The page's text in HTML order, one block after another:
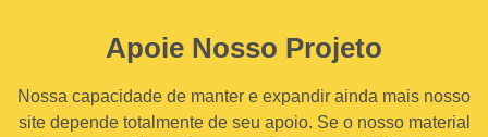
Apoie Nosso Projeto
Nossa capacidade de manter e expandir ainda mais nosso
site depende totalmente de seu apoio. Se o nosso material